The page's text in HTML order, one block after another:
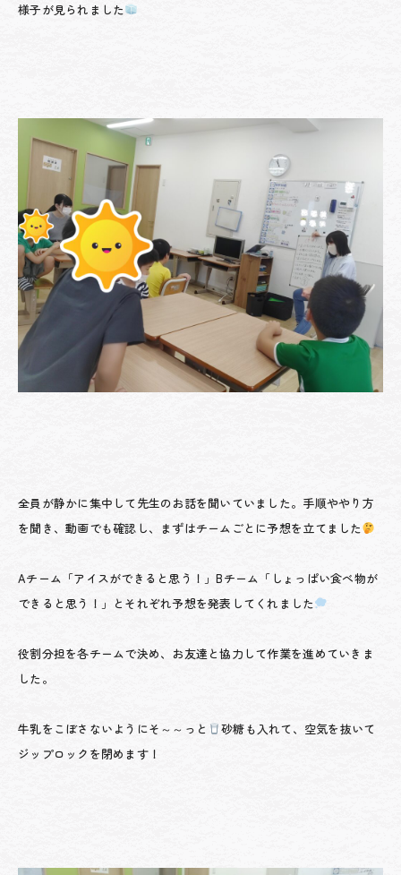
様子が見られました
全員が静かに集中して先生のお話を聞いていました。手順ややり方
を聞き、動画でも確認し、まずはチームごとに予想を立てました
Aチーム「アイスができると思う！」Bチーム「しょっぱい食べ物が
できると思う！」とそれぞれ予想を発表してくれました
役割分担を各チームで決め、お友達と協力して作業を進めていきま
した。
牛乳をこぼさないようにそ～～っと
砂糖も入れて、空気を抜いて
ジップロックを閉めます！